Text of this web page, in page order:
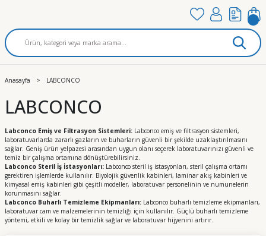
Anasayfa LABCONCO
LABCONCO
Labconco Emiş ve Filtrasyon Sistemleri: Labconco emiş ve filtrasyon sistemleri,
laboratuvarlarda zararlı gazların ve buharların güvenli bir şekilde uzaklaştırılmasını
sağlar. Geniş ürün yelpazesi arasından uygun olanı seçerek laboratuvarınızı güvenli ve
temiz bir çalışma ortamına dönüştürebilirsiniz.
Labconco Steril İş İstasyonları: Labconco steril iş istasyonları, steril çalışma ortamı
gerektiren işlemlerde kullanılır. Biyolojik güvenlik kabinleri, laminar akış kabinleri ve
kimyasal emiş kabinleri gibi çeşitli modeller, laboratuvar personelinin ve numunelerin
korunmasını sağlar.
Labconco Buharlı Temizleme Ekipmanları: Labconco buharlı temizleme ekipmanları,
laboratuvar cam ve malzemelerinin temizliği için kullanılır. Güçlü buharlı temizleme
yöntemi, etkili ve kolay bir temizlik sağlar ve laboratuvar hijyenini artırır.